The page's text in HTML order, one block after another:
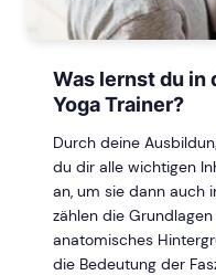
Was lernst du in
Yoga Trainer?
Durch deine
du dir alle wichtigen
an, um sie dann auch
zählen die
anatomisches
die Bedeutung der